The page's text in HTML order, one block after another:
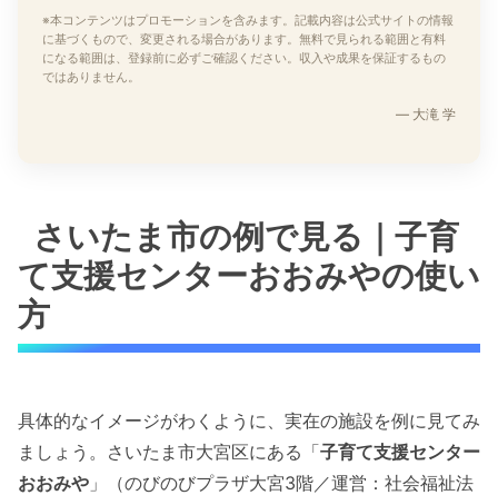
※本コンテンツはプロモーションを含みます。記載内容は公式サイトの情報
に基づくもので、変更される場合があります。無料で見られる範囲と有料
になる範囲は、登録前に必ずご確認ください。収入や成果を保証するもの
ではありません。
— 大滝 学
さいたま市の例で見る｜子育
て支援センターおおみやの使い
方
具体的なイメージがわくように、実在の施設を例に見てみ
ましょう。さいたま市大宮区にある「子育て支援センター
おおみや 」（のびのびプラザ大宮3階／運営：社会福祉法